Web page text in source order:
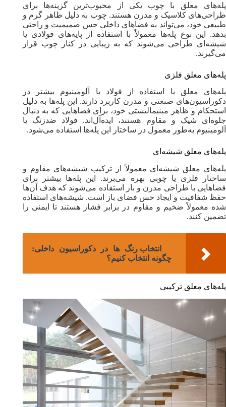
پله‌های معلق با چوب یکی از محبوب‌ترین گزینه‌ها برای
طراحی‌های کلاسیک و مدرن هستند. چوب به دلیل ظاهر گرم و
طبیعی خود، می‌تواند به فضاهای داخلی حس صمیمیت و راحتی
بدهد. این نوع پله‌ها معمولاً با استفاده از پایه‌های فولادی یا
شیشه‌ای طراحی می‌شوند که به زیبایی در کنار چوب قرار
می‌گیرند.
پله‌های معلق فلزی
پله‌های معلق با استفاده از فولاد یا آلومینیوم بیشتر در
دکوراسیون‌های صنعتی و مدرن کاربرد دارند. این پله‌ها به دلیل
استحکام و ظاهر مینیمالیستی خود، برای فضاهایی که به دنبال
جلوه‌ای شیک و مقاوم هستند، ایده‌آل‌اند. فولاد ضدزنگ یا
آلومینیوم به‌طور معمول در ساختار این پله‌ها استفاده می‌شود.
پله‌های معلق شیشه‌ای
پله‌های معلق شیشه‌ای معمولاً از ترکیب شیشه‌های مقاوم و
ساختار فلزی یا چوبی بهره می‌برند. این پله‌ها بیشتر برای
فضاهایی با طراحی مدرن و باز استفاده می‌شوند که هدف آن‌ها
حفظ شفافیت و ایجاد حس فضای باز است. شیشه‌های استفاده
شده معمولاً ضخیم و مقاوم در برابر فشار هستند تا ایمنی را
تضمین کنند.
انتخاب رنگ‌ ها در دکوراسیون داخلی:
چگونه انتخاب کنیم؟
پله‌های معلق ترکیبی